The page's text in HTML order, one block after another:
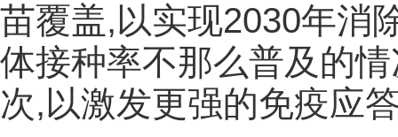
苗覆盖,以实现2030年消
体接种率不那么普及的
次,以激发更强的免疫应